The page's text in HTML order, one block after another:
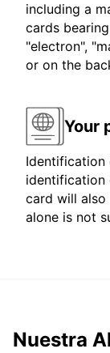
including a
cards
"electron",
or on the
Your
Identification
identification
card will also
alone is not
Nuestra